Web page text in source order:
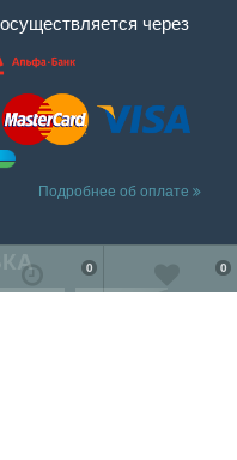
0
0
через
Подробнее об оплате